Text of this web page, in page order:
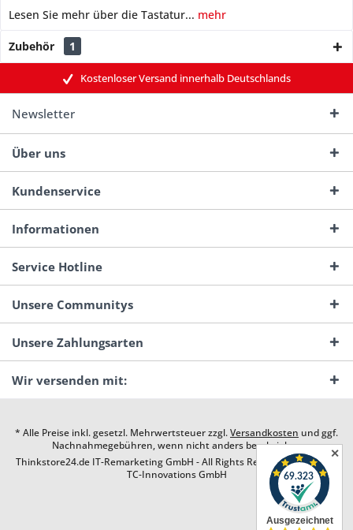
Lesen Sie mehr über die Tastatur... mehr
Zubehör 1
Kostenloser Versand innerhalb Deutschlands
Newsletter
Über uns
Kundenservice
Informationen
Service Hotline
Unsere Communitys
Unsere Zahlungsarten
Wir versenden mit:
* Alle Preise inkl. gesetzl. Mehrwertsteuer zzgl.Versandkosten und ggf.
Nachnahmegebühren, wenn nicht anders beschrieben
Thinkstore24.de IT-Remarketing GmbH - All Rights Reserved. Design by
TC-Innovations GmbH
✕